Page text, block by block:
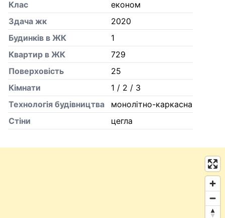
Клас
економ
Здача жк
2020
Будинків в ЖК
1
Квартир в ЖК
729
Поверховість
25
Кiмнати
1 / 2 / 3
Технологія будівництва
монолітно-каркасна
Стіни
цегла